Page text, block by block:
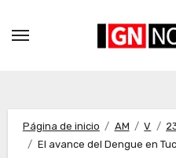
Página de inicio AM V
El avance del Dengue en